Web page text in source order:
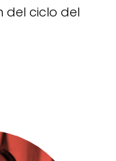
del ciclo del